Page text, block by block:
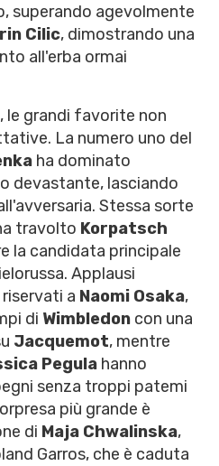
superando agevolmente
Cilic, dimostrando una
all'erba ormai
le grandi favorite non
La numero uno del
ha dominato
devastante, lasciando
Stessa sorte
travolto Korpatsch
la candidata principale
Applausi
a Naomi Osaka,
di Wimbledon con una
Jacquemot, mentre
Pegula hanno
senza troppi patemi
più grande è
di Maja Chwalinska,
Garros, che è caduta